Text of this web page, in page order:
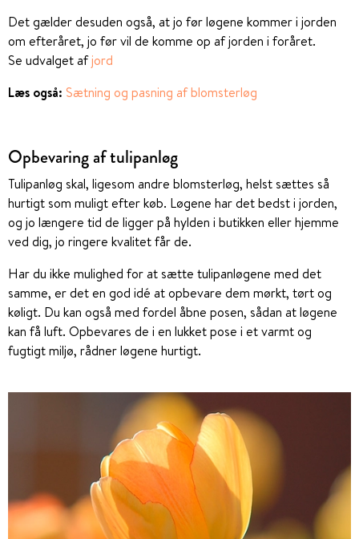
Det gælder desuden også, at jo før løgene kommer i jorden
om efteråret, jo før vil de komme op af jorden i foråret.
Se udvalget afjord
Læs også: Sætning og pasning af blomsterløg
Opbevaring af tulipanløg
Tulipanløg skal, ligesom andre blomsterløg, helst sættes så
hurtigt som muligt efter køb. Løgene har det bedst i jorden,
og jo længere tid de ligger på hylden i butikken eller hjemme
ved dig, jo ringere kvalitet får de.
Har du ikke mulighed for at sætte tulipanløgene med det
samme, er det en god idé at opbevare dem mørkt, tørt og
køligt. Du kan også med fordel åbne posen, sådan at løgene
kan få luft. Opbevares de i en lukket pose i et varmt og
fugtigt miljø, rådner løgene hurtigt.